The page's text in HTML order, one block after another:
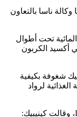
ناسا بالتعاون
تحت أطوال
أكسيد الكربون
شغوفة بكيفية
لرواد